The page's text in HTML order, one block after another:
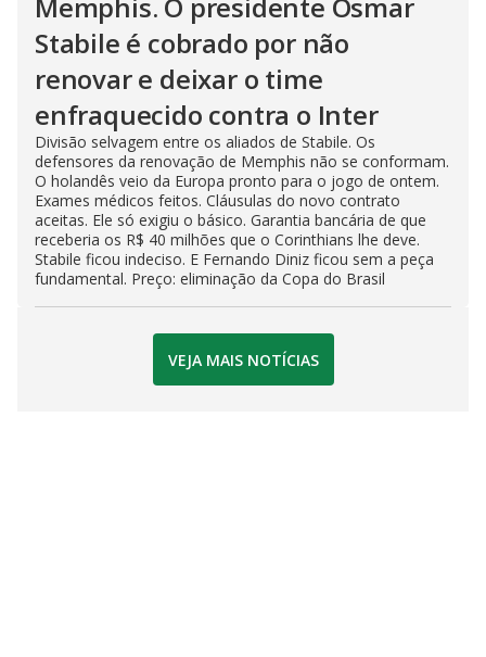
Stabile é cobrado por não
renovar e deixar o time
enfraquecido contra o Inter
Divisão selvagem entre os aliados de Stabile. Os
defensores da renovação de Memphis não se conformam.
O holandês veio da Europa pronto para o jogo de ontem.
Exames médicos feitos. Cláusulas do novo contrato
aceitas. Ele só exigiu o básico. Garantia bancária de que
receberia os R$ 40 milhões que o Corinthians lhe deve.
Stabile ficou indeciso. E Fernando Diniz ficou sem a peça
fundamental. Preço: eliminação da Copa do Brasil
VEJA MAIS NOTÍCIAS